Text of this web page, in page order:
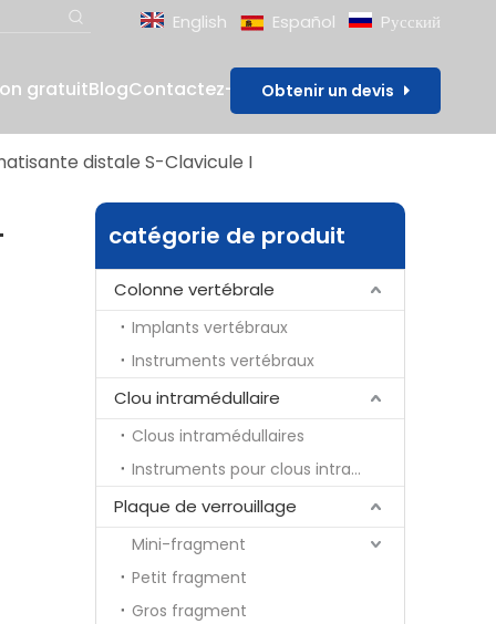
English Español Pусский
gratuitBlogContactez-nousObtenir un devis
distale S-Clavicule I
catégorie de produit
Colonne vertébrale
Implants vertébraux
Instruments vertébraux
Clou intramédullaire
Clous intramédullaires
Instruments pour clous intramédullaires
Plaque de verrouillage
Mini-fragment
Petit fragment
Gros fragment